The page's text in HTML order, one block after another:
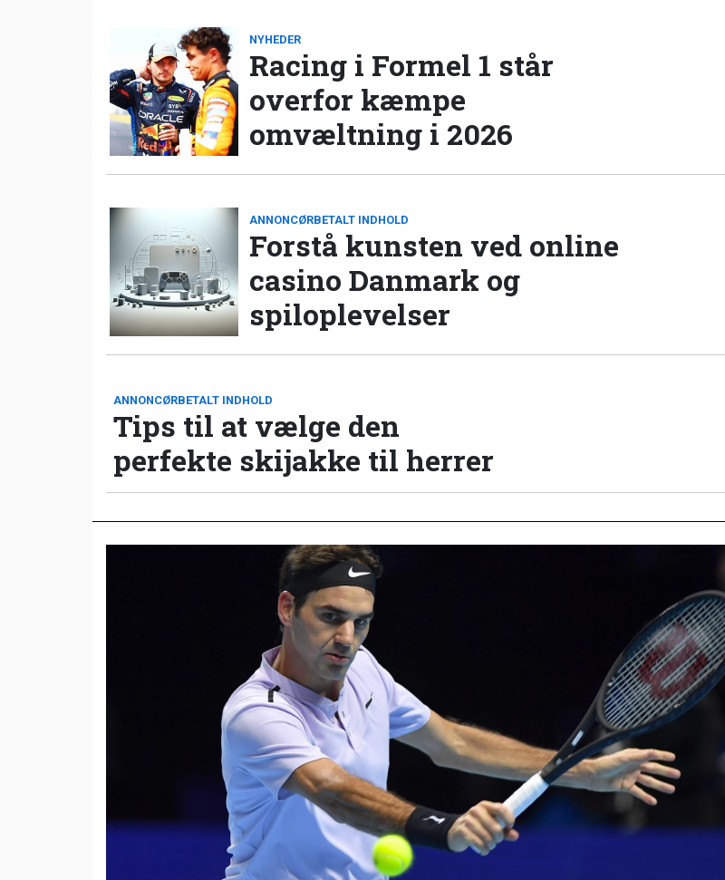
NYHEDER
Racing i Formel 1 står
overfor kæmpe
omvæltning i 2026
ANNONCØRBETALT INDHOLD
Forstå kunsten ved online
casino Danmark og
spiloplevelser
ANNONCØRBETALT INDHOLD
Tips til at vælge den
perfekte skijakke til herrer